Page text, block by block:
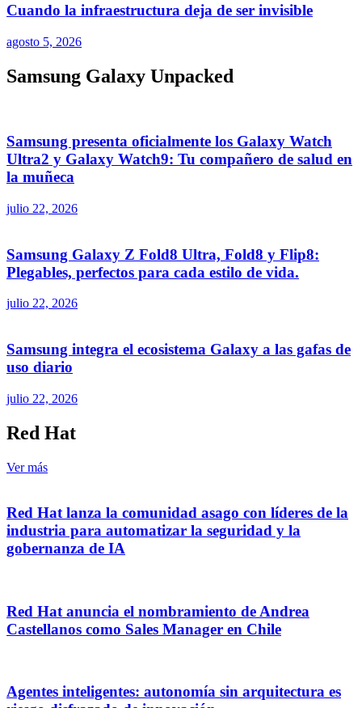
Cuando la infraestructura deja de ser invisible
agosto 5, 2026
Samsung Galaxy Unpacked
Samsung presenta oficialmente los Galaxy Watch
Ultra2 y Galaxy Watch9: Tu compañero de salud en
la muñeca
julio 22, 2026
Samsung Galaxy Z Fold8 Ultra, Fold8 y Flip8:
Plegables, perfectos para cada estilo de vida.
julio 22, 2026
Samsung integra el ecosistema Galaxy a las gafas de
uso diario
julio 22, 2026
Red Hat
Ver más
Red Hat lanza la comunidad asago con líderes de la
industria para automatizar la seguridad y la
gobernanza de IA
Red Hat anuncia el nombramiento de Andrea
Castellanos como Sales Manager en Chile
Agentes inteligentes: autonomía sin arquitectura es